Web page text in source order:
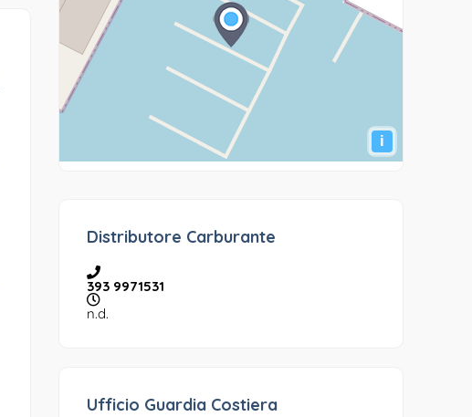
i
Distributore Carburante
393 9971531
n.d.
Ufficio Guardia Costiera